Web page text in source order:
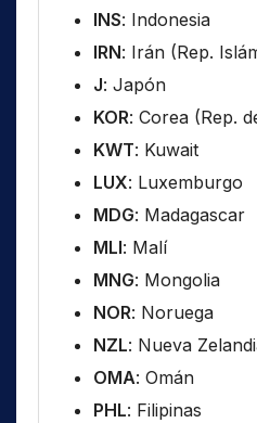
INS: Indonesia
IRN: Irán (Rep.
J: Japón
KOR: Corea (Rep.
KWT: Kuwait
LUX: Luxemburgo
MDG: Madagascar
MLI: Malí
MNG: Mongolia
NOR: Noruega
NZL: Nueva
OMA: Omán
PHL: Filipinas